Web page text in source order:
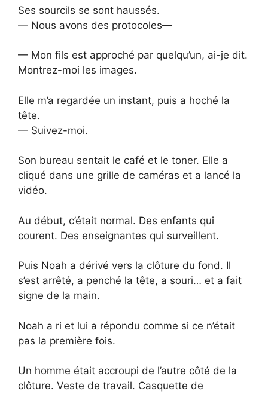
Ses sourcils se sont haussés.
— Nous avons des protocoles—
— Mon fils est approché par quelqu’un, ai-je dit.
Montrez-moi les images.
Elle m’a regardée un instant, puis a hoché la
tête.
— Suivez-moi.
Son bureau sentait le café et le toner. Elle a
cliqué dans une grille de caméras et a lancé la
vidéo.
Au début, c’était normal. Des enfants qui
courent. Des enseignantes qui surveillent.
Puis Noah a dérivé vers la clôture du fond. Il
s’est arrêté, a penché la tête, a souri… et a fait
signe de la main.
Noah a ri et lui a répondu comme si ce n’était
pas la première fois.
Un homme était accroupi de l’autre côté de la
clôture. Veste de travail. Casquette de